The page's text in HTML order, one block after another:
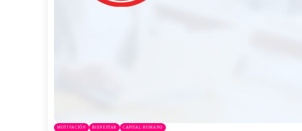
MOTIVACIÓN BIENESTAR CAPITAL HUMANO